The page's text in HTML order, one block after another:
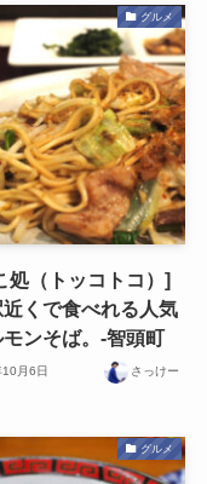
グルメ
処（トッコトコ）]
くで食べれる人気
ンそば。-智頭町
月6日 さっけー
グルメ